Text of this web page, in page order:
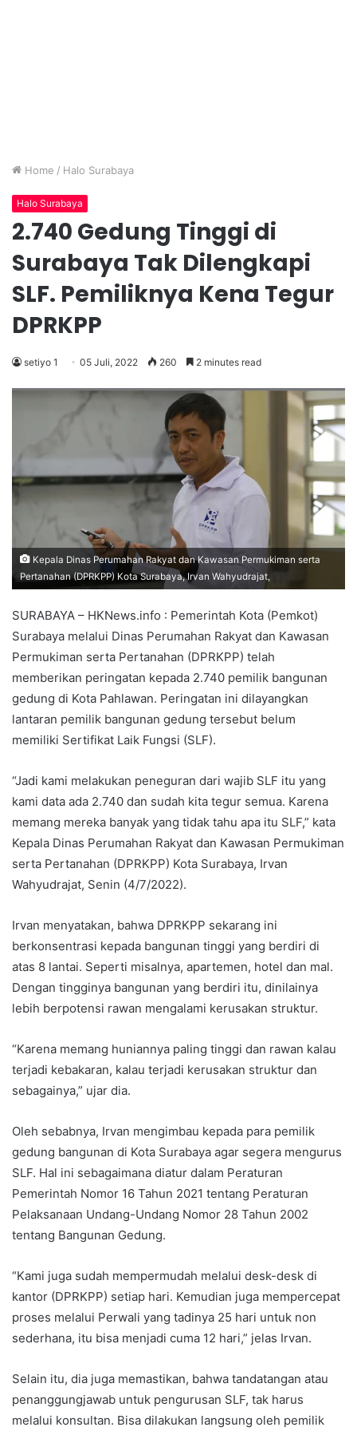
Home / Halo Surabaya
Halo Surabaya
2.740 Gedung Tinggi di
Surabaya Tak Dilengkapi
SLF. Pemiliknya Kena Tegur
DPRKPP
setiyo 1 05 Juli, 2022 260 2 minutes read
Kepala Dinas Perumahan Rakyat dan Kawasan Permukiman serta
Pertanahan (DPRKPP) Kota Surabaya, Irvan Wahyudrajat,
SURABAYA – HKNews.info : Pemerintah Kota (Pemkot)
Surabaya melalui Dinas Perumahan Rakyat dan Kawasan
Permukiman serta Pertanahan (DPRKPP) telah
memberikan peringatan kepada 2.740 pemilik bangunan
gedung di Kota Pahlawan. Peringatan ini dilayangkan
lantaran pemilik bangunan gedung tersebut belum
memiliki Sertifikat Laik Fungsi (SLF).
“Jadi kami melakukan peneguran dari wajib SLF itu yang
kami data ada 2.740 dan sudah kita tegur semua. Karena
memang mereka banyak yang tidak tahu apa itu SLF,” kata
Kepala Dinas Perumahan Rakyat dan Kawasan Permukiman
serta Pertanahan (DPRKPP) Kota Surabaya, Irvan
Wahyudrajat, Senin (4/7/2022).
Irvan menyatakan, bahwa DPRKPP sekarang ini
berkonsentrasi kepada bangunan tinggi yang berdiri di
atas 8 lantai. Seperti misalnya, apartemen, hotel dan mal.
Dengan tingginya bangunan yang berdiri itu, dinilainya
lebih berpotensi rawan mengalami kerusakan struktur.
“Karena memang huniannya paling tinggi dan rawan kalau
terjadi kebakaran, kalau terjadi kerusakan struktur dan
sebagainya,” ujar dia.
Oleh sebabnya, Irvan mengimbau kepada para pemilik
gedung bangunan di Kota Surabaya agar segera mengurus
SLF. Hal ini sebagaimana diatur dalam Peraturan
Pemerintah Nomor 16 Tahun 2021 tentang Peraturan
Pelaksanaan Undang-Undang Nomor 28 Tahun 2002
tentang Bangunan Gedung.
“Kami juga sudah mempermudah melalui desk-desk di
kantor (DPRKPP) setiap hari. Kemudian juga mempercepat
proses melalui Perwali yang tadinya 25 hari untuk non
sederhana, itu bisa menjadi cuma 12 hari,” jelas Irvan.
Selain itu, dia juga memastikan, bahwa tandatangan atau
penanggungjawab untuk pengurusan SLF, tak harus
melalui konsultan. Bisa dilakukan langsung oleh pemilik